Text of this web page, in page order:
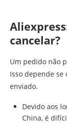
cancelar?
Um pedido não
Isso depende
enviado.
Devido aos
China, é